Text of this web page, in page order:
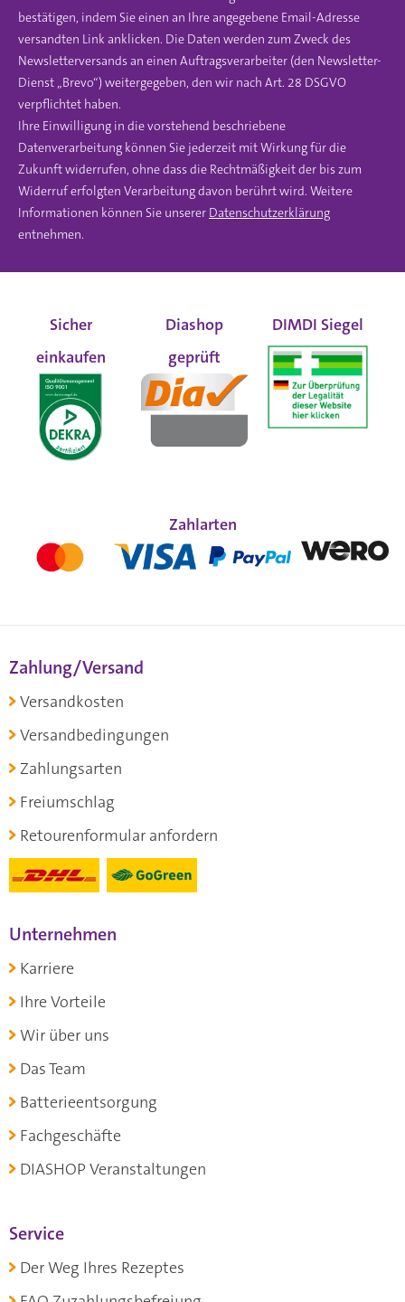
bestätigen, indem Sie einen an Ihre angegebene Email-Adresse
versandten Link anklicken. Die Daten werden zum Zweck des
Newsletterversands an einen Auftragsverarbeiter (den Newsletter-
Dienst „Brevo“) weitergegeben, den wir nach Art. 28 DSGVO
verpflichtet haben.
Ihre Einwilligung in die vorstehend beschriebene
Datenverarbeitung können Sie jederzeit mit Wirkung für die
Zukunft widerrufen, ohne dass die Rechtmäßigkeit der bis zum
Widerruf erfolgten Verarbeitung davon berührt wird. Weitere
Informationen können Sie unserer Datenschutzerklärung
entnehmen.
Sicher
einkaufen
Diashop
geprüft
DIMDI Siegel
Zahlarten
Zahlung/Versand
Versandkosten
Versandbedingungen
Zahlungsarten
Freiumschlag
Retourenformular anfordern
Unternehmen
Karriere
Ihre Vorteile
Wir über uns
Das Team
Batterieentsorgung
Fachgeschäfte
DIASHOP Veranstaltungen
Service
Der Weg Ihres Rezeptes